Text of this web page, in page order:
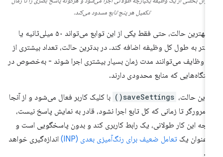
تکمیل هر پنج تابع مسدود می‌کند.
در بهترین حالت، حتی فقط یکی از این توابع می‌تواند ۵۰ میلی‌ثانیه یا
به طول کل وظیفه اضافه کند. در بدترین حالت، تعداد بیشتری از
وظایف می‌توانند مدت زمان بسیار بیشتری اجرا شوند - به‌خصوص در
که منابع محدودی دارند.
این حالت، saveSettings()
با کلیک کاربر فعال می‌شود و از آنجا
مرورگر تا زمانی که کل تابع اجرا نشود، قادر به نمایش پاسخ نیست،
این کار طولانی، یک رابط کاربری کند و بدون پاسخگویی است و
عنوان یک تعامل ضعیف برای رنگ‌آمیزی بعدی (INP)
اندازه‌گیری خواهد